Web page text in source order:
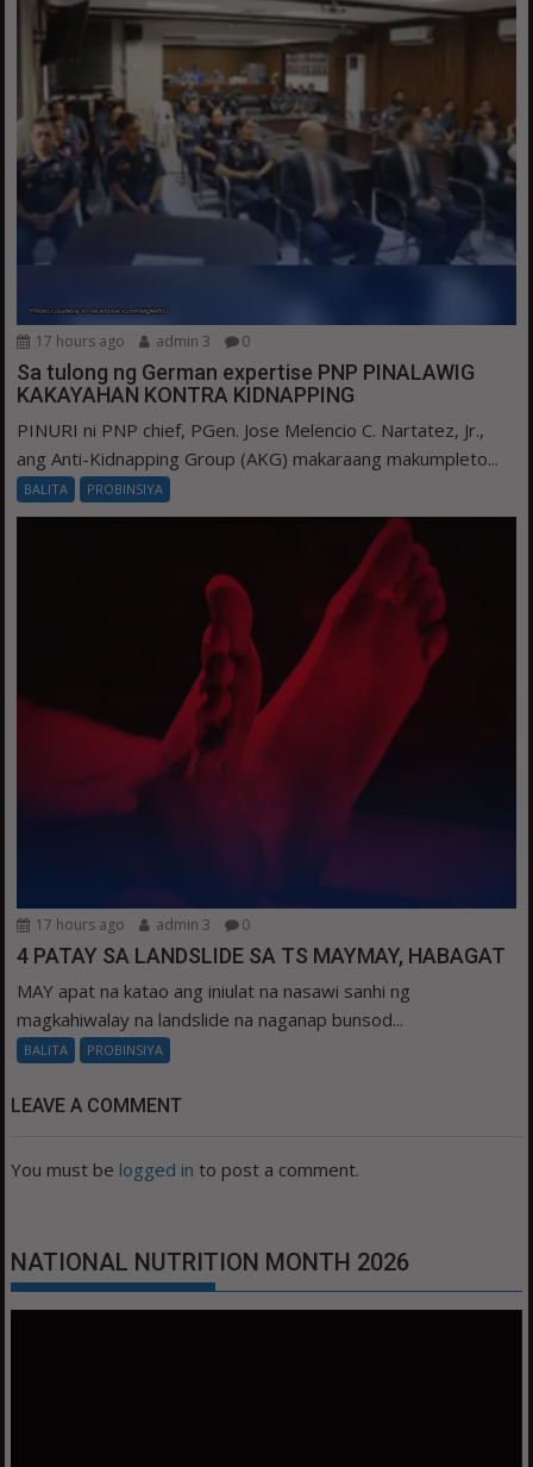
17 hours ago admin 3 0
Sa tulong ng German expertise PNP PINALAWIG
KAKAYAHAN KONTRA KIDNAPPING
PINURI ni PNP chief, PGen. Jose Melencio C. Nartatez, Jr.,
ang Anti-Kidnapping Group (AKG) makaraang makumpleto...
BALITA PROBINSIYA
17 hours ago admin 3 0
4 PATAY SA LANDSLIDE SA TS MAYMAY, HABAGAT
MAY apat na katao ang iniulat na nasawi sanhi ng
magkahiwalay na landslide na naganap bunsod...
BALITA PROBINSIYA
LEAVE A COMMENT
You must be logged in to post a comment.
NATIONAL NUTRITION MONTH 2026